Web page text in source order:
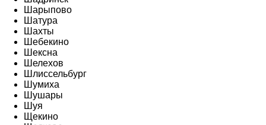
Шарыпово
Шатура
Шахты
Шебекино
Шексна
Шелехов
Шлиссельбург
Шумиха
Шушары
Шуя
Щекино